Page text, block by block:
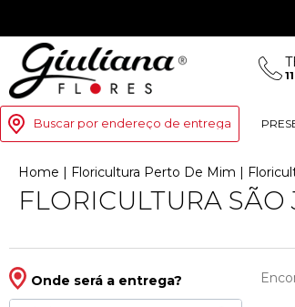
11
Buscar por endereço de entrega
Home | Floricultura Perto De Mim |
FLORICULTURA SÃO
Onde será a entrega?